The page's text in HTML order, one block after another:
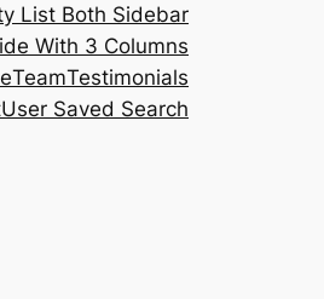
List Both Sidebar
With 3 Columns
TeamTestimonials
User Saved Search